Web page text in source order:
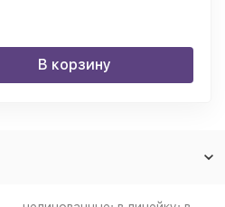
В корзину